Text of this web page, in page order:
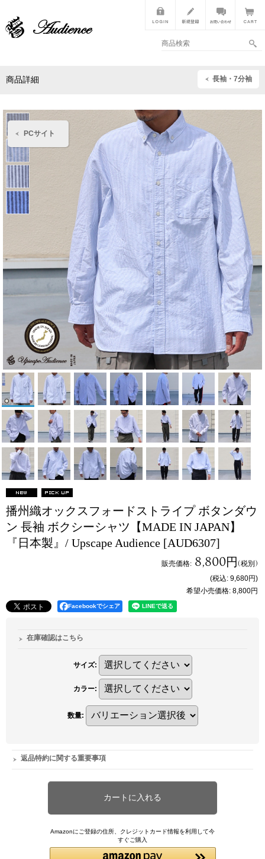
PCサイト
商品詳細 長袖・7分袖
播州織オックスフォードストライプ ボタンダウ
ン 長袖 ボクシーシャツ【MADE IN JAPAN】
『日本製』/ Upscape Audience [AUD6307]
販売価格: 8,800円(税別)
(税込: 9,680円)
希望小売価格: 8,800円
Facebookでシェア
在庫確認はこちら
サイズ:
カラー:
数量:
返品特約に関する重要事項
Amazonにご登録の住所、クレジットカード情報を利用して今
すぐご購入